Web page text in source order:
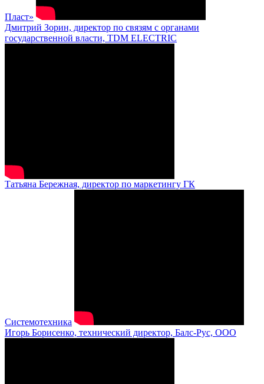
Пласт»
Дмитрий Зорин, директор по связям с органами
государственной власти, TDM ELECTRIC
Татьяна Бережная, директор по маркетингу ГК
Системотехника
Игорь Борисенко, технический директор, Балс-Рус, ООО